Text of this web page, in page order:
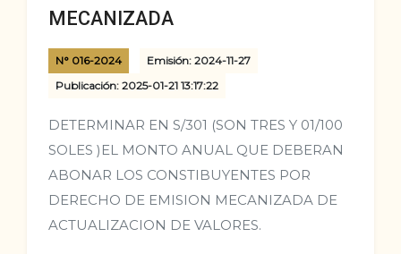
MECANIZADA
N° 016-2024
Emisión: 2024-11-27
Publicación: 2025-01-21 13:17:22
DETERMINAR EN S/301 (SON TRES Y 01/100
SOLES )EL MONTO ANUAL QUE DEBERAN
ABONAR LOS CONSTIBUYENTES POR
DERECHO DE EMISION MECANIZADA DE
ACTUALIZACION DE VALORES.